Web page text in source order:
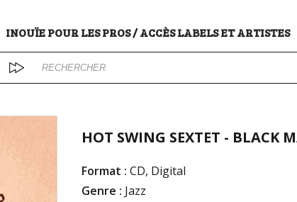
INOUÏE POUR LES PROS / ACCÈS LABELS ET ARTISTES
HOT SWING SEXTET - BLACK
Format : CD, Digital
Genre : Jazz